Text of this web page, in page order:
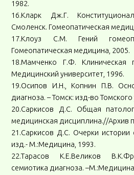
1982.
16.Кларк Дж.Г.
Смоленск. Гомеопатическая
17.Клоуз С.М. Гений
Гомеопатическая медицина, 2005.
18.Мамченко Г.Ф. Клиническая
Медицинский университет, 1996.
19.Осипов И.Н., Копнин П.В.
диагноза. – Томск: изд-во
20.Саркисов Д.С. Общая
медицинская дисциплина.//Архив
21.Саркисов Д.С. Очерки
изд.- М.:Медицина, 1993.
22.Тарасов К.Е.Великов
семиотика диагноза.